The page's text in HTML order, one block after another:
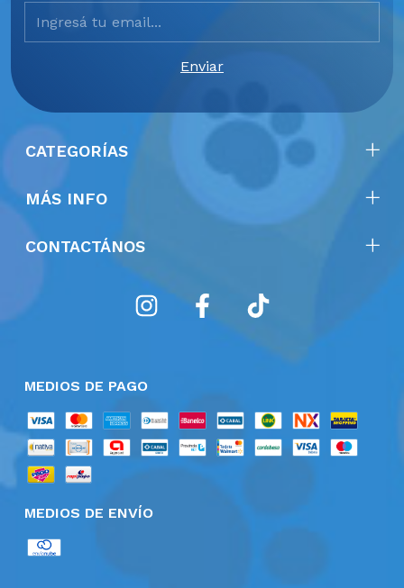
CATEGORÍAS
MÁS INFO
CONTACTÁNOS
MEDIOS DE PAGO
MEDIOS DE ENVÍO